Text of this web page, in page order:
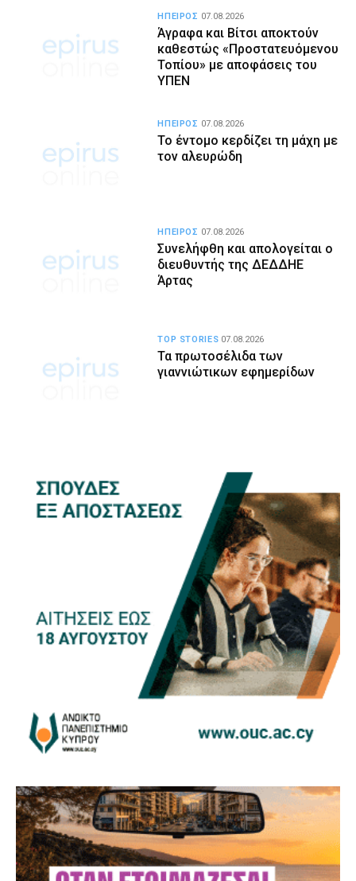
Άγραφα και Βίτσι αποκτούν
καθεστώς «Προστατευόμενου
Τοπίου» με αποφάσεις του
ΥΠΕΝ
ΗΠΕΙΡΟΣ 07.08.2026
Το έντομο κερδίζει τη μάχη με
τον αλευρώδη
ΗΠΕΙΡΟΣ 07.08.2026
Συνελήφθη και απολογείται ο
διευθυντής της ΔΕΔΔΗΕ
Άρτας
ΗΠΕΙΡΟΣ 07.08.2026
Τα πρωτοσέλιδα των
γιαννιώτικων εφημερίδων
TOP STORIES 07.08.2026